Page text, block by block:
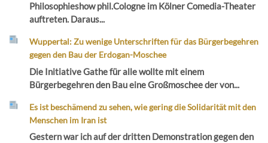
Philosophieshow phil.Cologne im Kölner Comedia-Theater
auftreten. Daraus...
Wuppertal: Zu wenige Unterschriften für das Bürgerbegehren
gegen den Bau der Erdogan-Moschee
Die Initiative Gathe für alle wollte mit einem
Bürgerbegehren den Bau eine Großmoschee der von...
Es ist beschämend zu sehen, wie gering die Solidarität mit den
Menschen im Iran ist
Gestern war ich auf der dritten Demonstration gegen den